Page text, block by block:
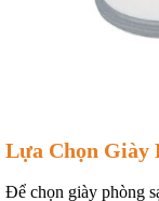
Lựa Chọn Giày
Để chọn giày phòng